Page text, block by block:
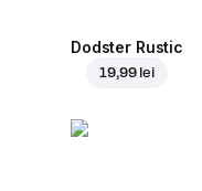
Dodster Rustic
19,99 lei